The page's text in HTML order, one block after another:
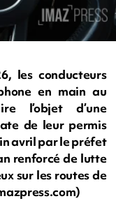
les conducteurs
en main au
l’objet d’une
de leur permis
avril par le préfet
renforcé de lutte
sur les routes de